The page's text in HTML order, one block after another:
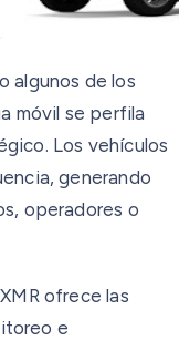
algunos de los
móvil se perfila
Los vehículos
generando
operadores o
ofrece las
e